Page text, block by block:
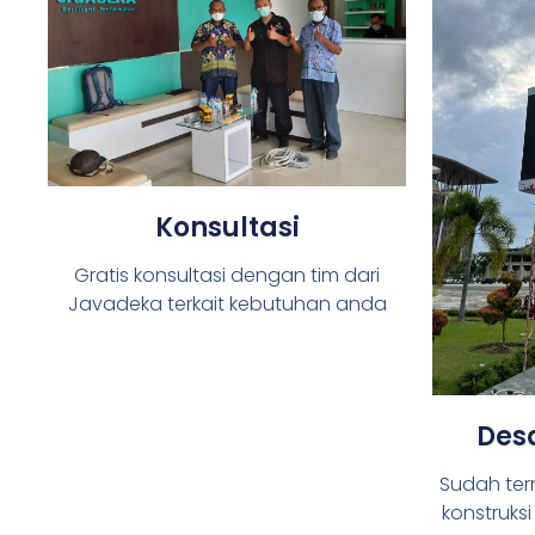
Konsultasi
Gratis konsultasi dengan tim dari
Javadeka terkait kebutuhan anda
Sudah